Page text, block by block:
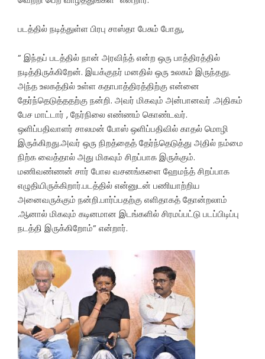
படத்தில் நடித்துள்ள பிரபு சாஸ்தா பேசும் போது,
” இந்தப் படத்தில் நான் அரவிந்த் என்ற ஒரு பாத்திரத்தில்
நடித்திருக்கிறேன். இயக்குநர் மனதில் ஒரு உலகம் இருந்தது.
அந்த உலகத்தில் உள்ள கதாபாத்திரத்திற்கு என்னை
தேர்ந்தெடுத்ததற்கு நன்றி. அவர் மிகவும் அன்பானவர் .அதிகம்
பேச மாட்டார் , நேர்நிலை எண்ணம் கொண்டவர்.
ஒளிப்பதிவாளர் சாலமன் போஸ் ஒளிப்பதிவில் காதல் மொழி
இருக்கிறது.அவர் ஒரு நிறத்தைத் தேர்ந்தெடுத்து அதில் நம்மை
நிற்க வைத்தால் அது மிகவும் சிறப்பாக இருக்கும்.
மணிவண்ணன் சார் போல வசனங்களை ஹேமந்த் சிறப்பாக
எழுதியிருக்கிறார்.படத்தில் என்னுடன் பணியாற்றிய
அனைவருக்கும் நன்றி.பார்ப்பதற்கு எளிதாகத் தோன்றலாம்
.ஆனால் மிகவும் கடினமான இடங்களில் சிரமப்பட்டு படப்பிடிப்பு
நடத்தி இருக்கிறோம்” என்றார்.